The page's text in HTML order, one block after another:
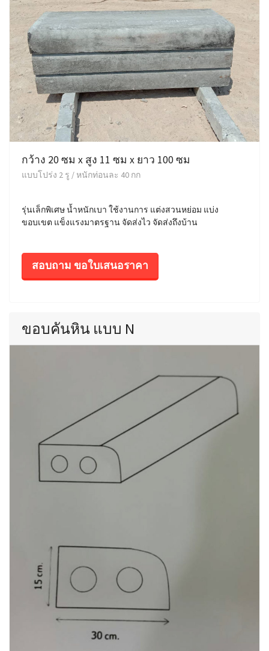
กว้าง 20 ซม x สูง 11 ซม x ยาว 100 ซม
แบบโปร่ง 2 รู / หนักท่อนละ 40 กก
รุ่นเล็กพิเศษ น้ำหนักเบา ใช้งานการ แต่งสวนหย่อม แบ่ง
ขอบเขต แข็งแรงมาตรฐาน จัดส่งไว จัดส่งถึงบ้าน
สอบถาม ขอใบเสนอราคา
ขอบคันหิน แบบ N